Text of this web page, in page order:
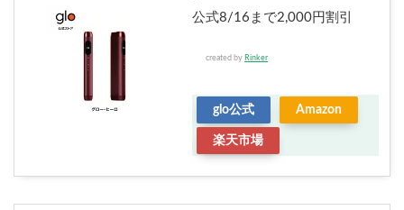
公式8/16まで2,000円割引
created by Rinker
glo公式 Amazon
楽天市場